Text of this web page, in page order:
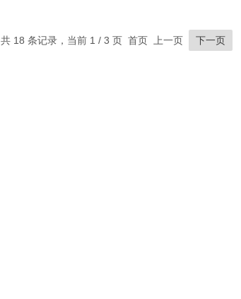
行业标准DL/T846,7-2004，并结合广大
共 18 条记录，当前 1 / 3 页 首页 上一页 下一页